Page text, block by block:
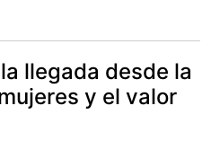
llegada desde la
y el valor